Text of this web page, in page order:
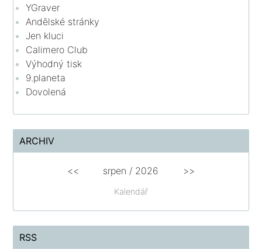
YGraver
Andělské stránky
Jen kluci
Calimero Club
Výhodný tisk
9.planeta
Dovolená
ARCHIV
Kalendář
<< srpen / 2026 >>
RSS